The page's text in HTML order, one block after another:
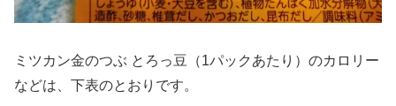
ミツカン金のつぶ とろっ豆（1パックあたり）のカロリー
などは、下表のとおりです。